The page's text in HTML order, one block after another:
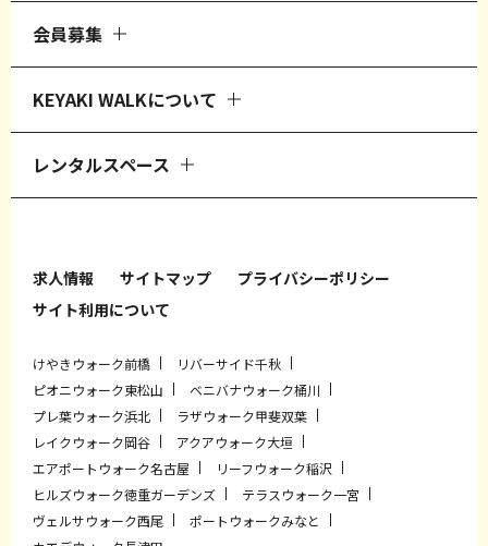
会員募集
KEYAKI WALKについて
レンタルスペース
求人情報 サイトマップ
プライバシーポリシー
サイト利用について
けやきウォーク前橋
リバーサイド千秋
ピオニウォーク東松山
ベニバナウォーク桶川
プレ葉ウォーク浜北
ラザウォーク甲斐双葉
レイクウォーク岡谷
アクアウォーク大垣
エアポートウォーク名古屋
リーフウォーク稲沢
ヒルズウォーク徳重ガーデンズ
テラスウォーク一宮
ヴェルサウォーク西尾
ポートウォークみなと